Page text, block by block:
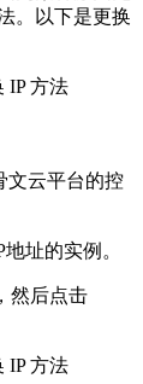
。以下是更换
文云平台的控
址的实例。
然后点击